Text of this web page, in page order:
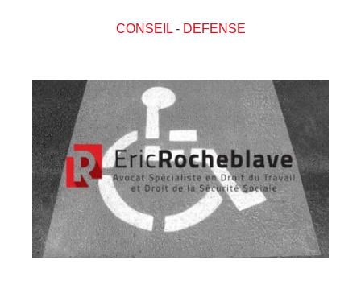
CONSEIL- DEFENSE